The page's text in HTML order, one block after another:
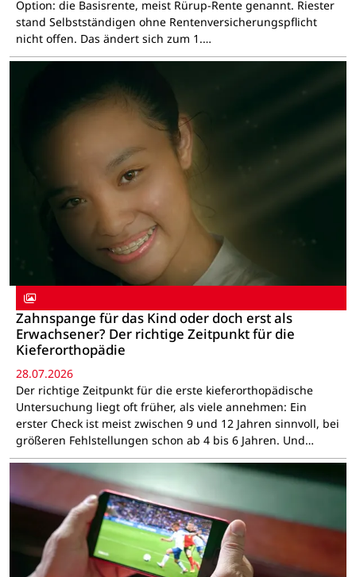
Option: die Basisrente, meist Rürup-Rente genannt. Riester
stand Selbstständigen ohne Rentenversicherungspflicht
nicht offen. Das ändert sich zum 1.…
Zahnspange für das Kind oder doch erst als
Erwachsener? Der richtige Zeitpunkt für die
Kieferorthopädie
28.07.2026
Der richtige Zeitpunkt für die erste kieferorthopädische
Untersuchung liegt oft früher, als viele annehmen: Ein
erster Check ist meist zwischen 9 und 12 Jahren sinnvoll, bei
größeren Fehlstellungen schon ab 4 bis 6 Jahren. Und…